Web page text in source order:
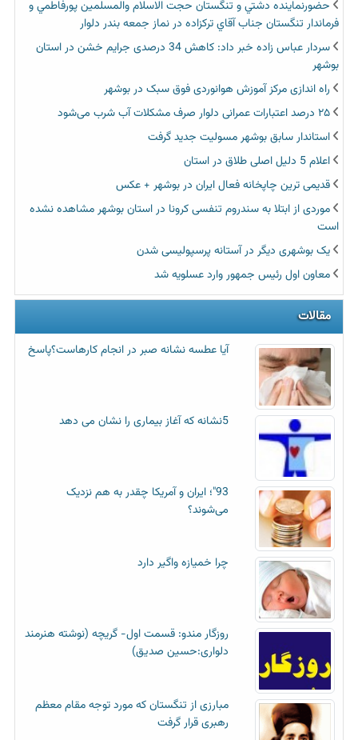
حضورنماينده دشتي و تنگستان حجت الاسلام والمسلمين پورفاطمي و
فرماندار تنگستان جناب آقاي تركزاده در نماز جمعه بندر دلوار
سردار عباس زاده خبر داد: کاهش 34 درصدی جرایم خشن در استان
بوشهر
راه اندازی مرکز آموزش هوانوردی فوق سبک در بوشهر
۲۵ درصد اعتبارات عمرانی دلوار صرف مشکلات آب شرب می‌شود
استاندار سابق بوشهر مسولیت جدید گرفت
اعلام 5 دلیل اصلی طلاق در استان
قدیمی ترین چاپخانه فعال ایران در بوشهر + عکس
موردی از ابتلا به سندروم تنفسی کرونا در استان بوشهر مشاهده نشده
است
یک بوشهری دیگر در آستانه پرسپولیسی شدن
معاون اول رئیس جمهور وارد عسلویه شد
مقالات
آیا عطسه‌ نشانه صبر در انجام کارهاست؟پاسخ
5نشانه که آغاز بیماری را نشان می دهد
93"؛ ایران و آمریکا چقدر به هم نزدیک
می‌شوند؟
چرا خمیازه واگیر دارد
روزگار مندو: قسمت اول- گریچه (نوشته هنرمند
دلواری:حسین صدیق)
مبارزی از تنگستان که مورد توجه مقام معظم
رهبری قرار گرفت